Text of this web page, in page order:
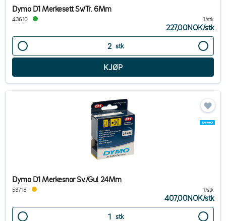
Dymo D1 Merkesett Sv/Tr. 6Mm
43610 1/stk
227,00NOK/stk
stk
Dymo D1 Merkesnor Sv./Gul 24Mm
53718 1/stk
407,00NOK/stk
stk